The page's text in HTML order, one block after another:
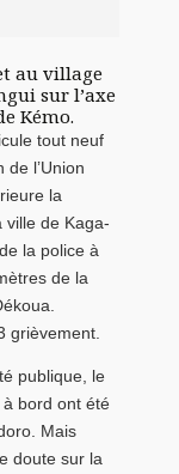
au village
sur l’axe
Kémo.
tout neuf
l’Union
la
ville de Kaga-
la police à
de la
grièvement.
publique, le
bord ont été
Mais
doute sur la